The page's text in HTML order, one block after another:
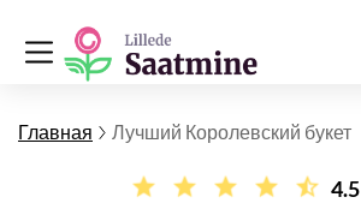
Главная Лучший Королевский букет
4.5